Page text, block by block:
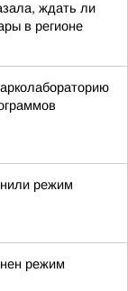
ждать ли
в регионе
режим
режим